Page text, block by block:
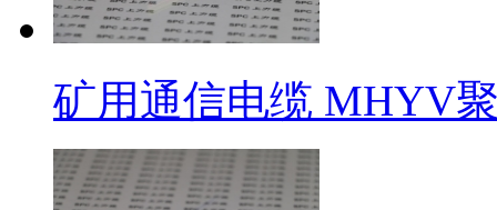
矿用通信电缆 MHYV